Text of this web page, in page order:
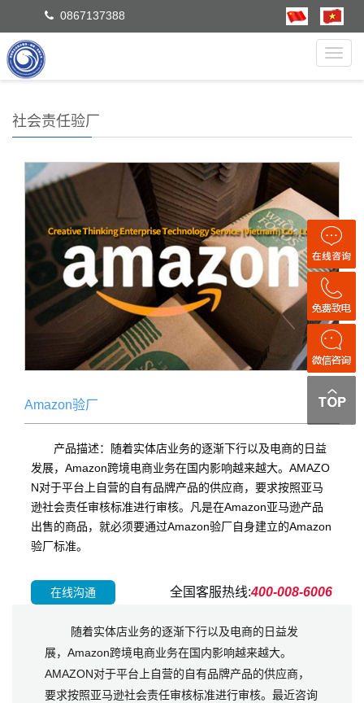
0867137388
社会责任验厂
Amazon验厂
产品描述：随着实体店业务的逐渐下行以及电商的日益
发展，Amazon跨境电商业务在国内影响越来越大。AMAZO
N对于平台上自营的自有品牌产品的供应商，要求按照亚马
逊社会责任审核标准进行审核。凡是在Amazon亚马逊产品
出售的商品，就必须要通过Amazon验厂自身建立的Amazon
验厂标准。
在线沟通 全国客服热线:400-008-6006
随着实体店业务的逐渐下行以及电商的日益发
展，Amazon跨境电商业务在国内影响越来越大。
AMAZON对于平台上自营的自有品牌产品的供应商，
要求按照亚马逊社会责任审核标准进行审核。最近咨询